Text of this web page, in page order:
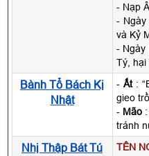
- Nạp
- Ngày
và Kỷ
-
Tý, hại
Bành Tổ Bách Kị
Nhật
- Ất:
gieo
- Mão:
tránh
Nhị Thập Bát Tú
TÊN